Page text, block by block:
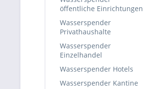
öffentliche Einrichtungen
Wasserspender
Privathaushalte
Wasserspender
Einzelhandel
Wasserspender Hotels
Wasserspender Kantine